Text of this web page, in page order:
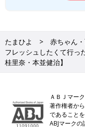
たまひよ 赤ちゃん
フレッシュしたくて行っ
桂里奈・本並健治】
ＡＢＪマー
著作権者か
であること
ABJマーク